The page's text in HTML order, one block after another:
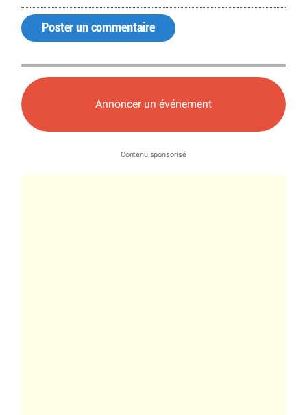
Poster un commentaire
Annoncer un événement